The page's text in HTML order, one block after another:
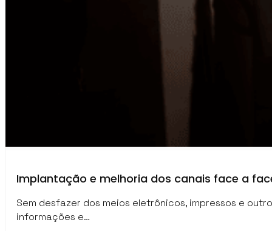
Implantação e melhoria dos canais face a
Sem desfazer dos meios eletrônicos, impressos e
informações e…